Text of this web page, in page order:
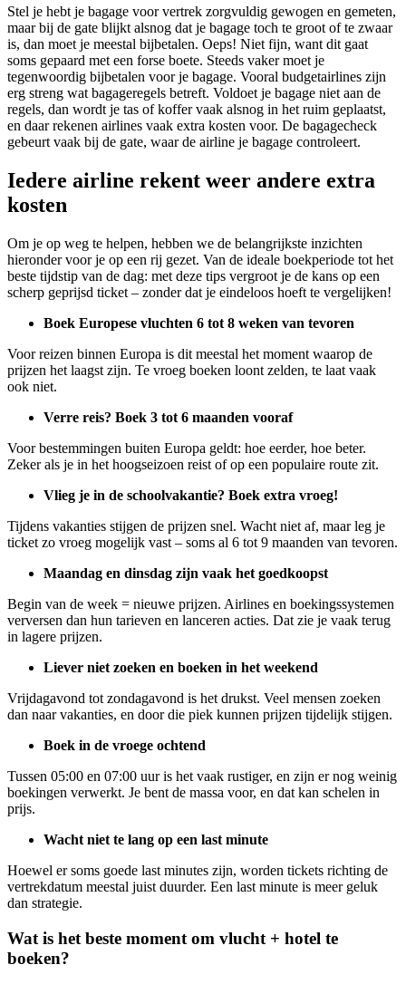
Stel je hebt je bagage voor vertrek zorgvuldig gewogen en gemeten,
maar bij de gate blijkt alsnog dat je bagage toch te groot of te zwaar
is, dan moet je meestal bijbetalen. Oeps! Niet fijn, want dit gaat
soms gepaard met een forse boete. Steeds vaker moet je
tegenwoordig bijbetalen voor je bagage. Vooral budgetairlines zijn
erg streng wat bagageregels betreft. Voldoet je bagage niet aan de
regels, dan wordt je tas of koffer vaak alsnog in het ruim geplaatst,
en daar rekenen airlines vaak extra kosten voor. De bagagecheck
gebeurt vaak bij de gate, waar de airline je bagage controleert.
Iedere airline rekent weer andere extra
kosten
Om je op weg te helpen, hebben we de belangrijkste inzichten
hieronder voor je op een rij gezet. Van de ideale boekperiode tot het
beste tijdstip van de dag: met deze tips vergroot je de kans op een
scherp geprijsd ticket – zonder dat je eindeloos hoeft te vergelijken!
Boek Europese vluchten 6 tot 8 weken van tevoren
Voor reizen binnen Europa is dit meestal het moment waarop de
prijzen het laagst zijn. Te vroeg boeken loont zelden, te laat vaak
ook niet.
Verre reis? Boek 3 tot 6 maanden vooraf
Voor bestemmingen buiten Europa geldt: hoe eerder, hoe beter.
Zeker als je in het hoogseizoen reist of op een populaire route zit.
Vlieg je in de schoolvakantie? Boek extra vroeg!
Tijdens vakanties stijgen de prijzen snel. Wacht niet af, maar leg je
ticket zo vroeg mogelijk vast – soms al 6 tot 9 maanden van tevoren.
Maandag en dinsdag zijn vaak het goedkoopst
Begin van de week = nieuwe prijzen. Airlines en boekingssystemen
verversen dan hun tarieven en lanceren acties. Dat zie je vaak terug
in lagere prijzen.
Liever niet zoeken en boeken in het weekend
Vrijdagavond tot zondagavond is het drukst. Veel mensen zoeken
dan naar vakanties, en door die piek kunnen prijzen tijdelijk stijgen.
Boek in de vroege ochtend
Tussen 05:00 en 07:00 uur is het vaak rustiger, en zijn er nog weinig
boekingen verwerkt. Je bent de massa voor, en dat kan schelen in
prijs.
Wacht niet te lang op een last minute
Hoewel er soms goede last minutes zijn, worden tickets richting de
vertrekdatum meestal juist duurder. Een last minute is meer geluk
dan strategie.
Wat is het beste moment om vlucht + hotel te
boeken?